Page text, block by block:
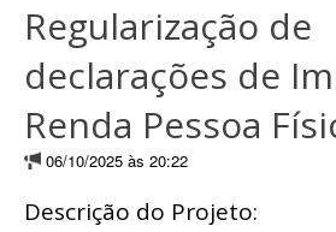
Regularização de
declarações de
Renda Pessoa
06/10/2025 às 20:22
Descrição do Projeto: